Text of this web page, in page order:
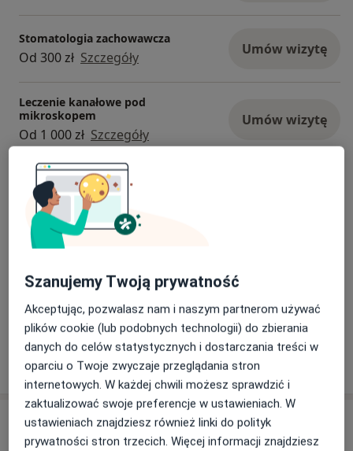
Stomatologia zachowawcza
Od 300 zł Szczegóły Umów wizytę
Leczenie kanałowe pod
mikroskopem
Od 1 000 zł Szczegóły
Umów wizytę
Leczenie próchnicy
Od 300 zł Szczegóły
Badanie i skanowanie zębów,
Od 2 000 zł Szczegóły
+ 17 usług
W jaki sposób ustalane są ceny?
Adresy (2)
Szanujemy Twoją prywatność
Akceptując, pozwalasz nam i naszym partnerom używać
plików cookie (lub podobnych technologii) do zbierania
danych do celów statystycznych i dostarczania treści w
oparciu o Twoje zwyczaje przeglądania stron
internetowych. W każdej chwili możesz sprawdzić i
zaktualizować swoje preferencje w ustawieniach. W
ustawieniach znajdziesz również linki do polityk
prywatności stron trzecich. Więcej informacji znajdziesz